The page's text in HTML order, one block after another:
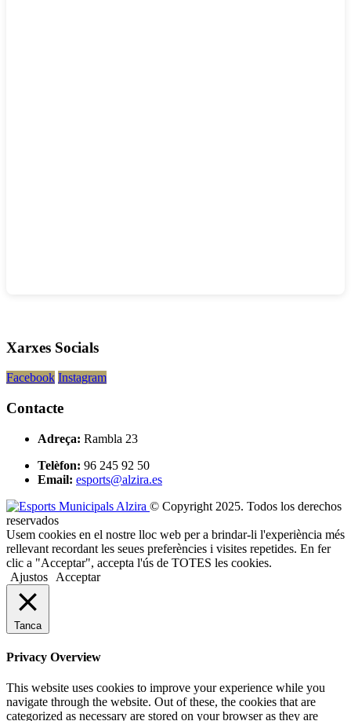
Xarxes Socials
Facebook Instagram
Contacte
Adreça: Rambla 23
Telèfon: 96 245 92 50
Email: esports@alzira.es
© Copyright 2025. Todos los derechos
reservados
Usem cookies en el nostre lloc web per a brindar-li l'experiència més
rellevant recordant les seues preferències i visites repetides. En fer
clic a "Acceptar", accepta l'ús de TOTES les cookies.
Ajustos
Acceptar
Tanca
Privacy Overview
This website uses cookies to improve your experience while you
navigate through the website. Out of these, the cookies that are
categorized as necessary are stored on your browser as they are